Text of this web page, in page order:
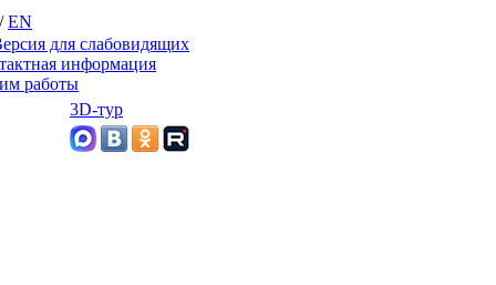
EN
для слабовидящих
информация
работы
3D-тур